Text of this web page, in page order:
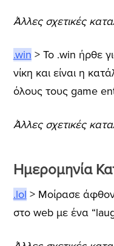
Άλλες σχετικές
.win > Το .win ήρθε
νίκη και είναι η
όλους τους game
Άλλες σχετικές
Ημερομηνία
.lol > Μοίρασε
στο web με ένα